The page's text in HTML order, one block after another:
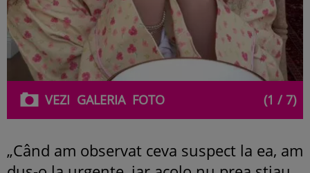
VEZI GALERIAFOTO (1 / 7)
„Când am observat ceva suspect la ea, am